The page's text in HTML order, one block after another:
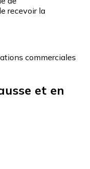
recevoir la
commerciales
et en